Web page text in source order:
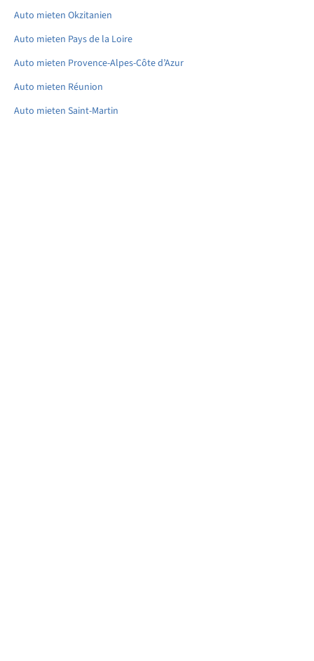
Auto mieten Okzitanien
Auto mieten Pays de la Loire
Auto mieten Provence-Alpes-Côte d’Azur
Auto mieten Réunion
Auto mieten Saint-Martin